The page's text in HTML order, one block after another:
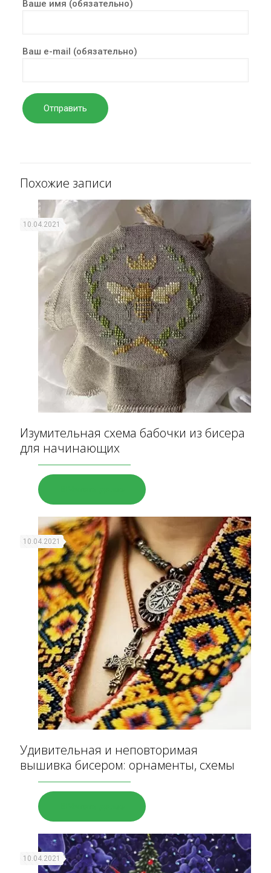
Ваше имя (обязательно)
Ваш e-mail (обязательно)
Похожие записи
10.04.2021
Изумительная схема бабочки из бисера
для начинающих
10.04.2021
Удивительная и неповторимая
вышивка бисером: орнаменты, схемы
10.04.2021